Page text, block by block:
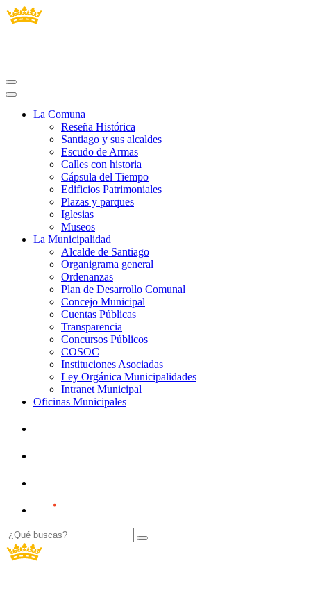
La Comuna
Reseña Histórica
Santiago y sus alcaldes
Escudo de Armas
Calles con historia
Cápsula del Tiempo
Edificios Patrimoniales
Plazas y parques
Iglesias
Museos
La Municipalidad
Alcalde de Santiago
Organigrama general
Ordenanzas
Plan de Desarrollo Comunal
Concejo Municipal
Cuentas Públicas
Transparencia
Concursos Públicos
COSOC
Instituciones Asociadas
Ley Orgánica Municipalidades
Intranet Municipal
Oficinas Municipales